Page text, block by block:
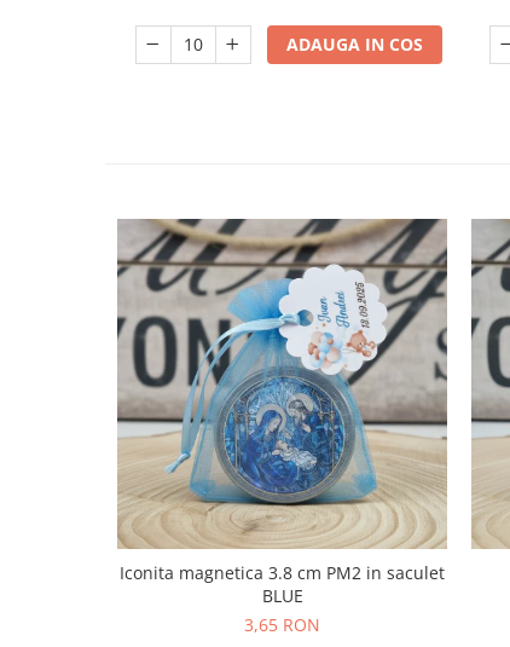
ADAUGA IN COS
Iconita magnetica 3.8 cm PM2 in saculet
BLUE
3,65 RON